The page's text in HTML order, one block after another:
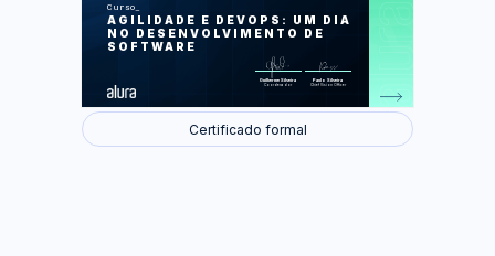
Curso
AGILIDADE E DEVOPS: UM DIA
NO DESENVOLVIMENTO DE
SOFTWARE
Guilherme Silveira
Coordenador
Paulo Silveira
Chief Vision Officer
Certificado formal